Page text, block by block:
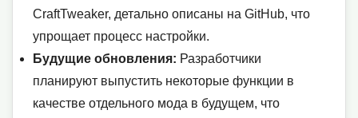
CraftTweaker, детально описаны на GitHub, что
упрощает процесс настройки.
Будущие обновления: Разработчики
планируют выпустить некоторые функции в
качестве отдельного мода в будущем, что